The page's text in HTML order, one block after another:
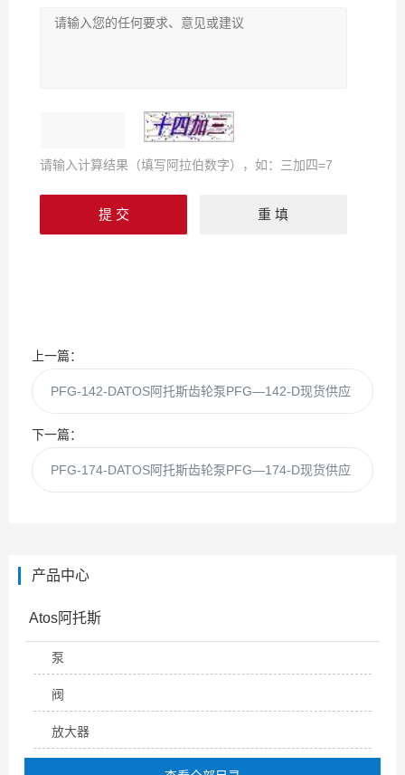
请输入计算结果（填写阿拉伯数字），如：三加四=7
上一篇：
PFG-142-DATOS阿托斯齿轮泵PFG—142-D现货供应
下一篇：
PFG-174-DATOS阿托斯齿轮泵PFG—174-D现货供应
产品中心
Atos阿托斯
泵
阀
放大器